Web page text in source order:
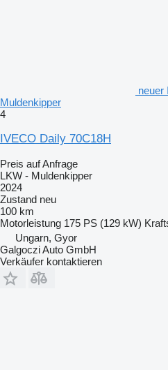
neuer
Muldenkipper
4
IVECO Daily 70C18H
Preis auf Anfrage
LKW - Muldenkipper
2024
Zustand neu
100 km
Motorleistung 175 PS (129 kW)
Ungarn, Gyor
Galgoczi Auto GmbH
Verkäufer kontaktieren